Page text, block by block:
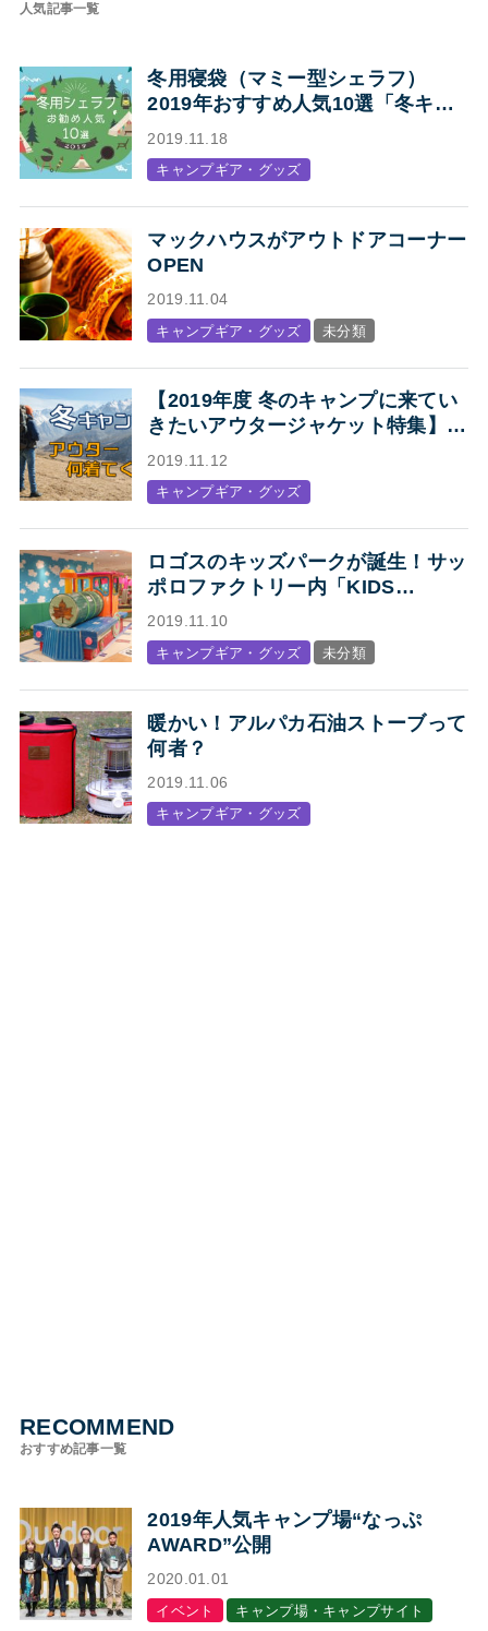
人気記事一覧
冬用寝袋（マミー型シェラフ）
2019年おすすめ人気10選「冬キャ
ンプの寝袋はマミー型シェラフで決
まり！」
2019.11.18
キャンプギア・グッズ
マックハウスがアウトドアコーナー
OPEN
2019.11.04
キャンプギア・グッズ 未分類
【2019年度 冬のキャンプに来てい
きたいアウタージャケット特集】キ
ャンプ・アウトドアにオススメの、
人気アウトドアブランド各社のジャ
ケットまとめ【Mens】
2019.11.12
キャンプギア・グッズ
ロゴスのキッズパークが誕生！サッ
ポロファクトリー内「KIDS
STATION produced by LOGOS」
オープン
2019.11.10
キャンプギア・グッズ 未分類
暖かい！アルパカ石油ストーブって
何者？
2019.11.06
キャンプギア・グッズ
RECOMMEND
おすすめ記事一覧
2019年人気キャンプ場“なっぷ
AWARD”公開
2020.01.01
イベント キャンプ場・キャンプサイト